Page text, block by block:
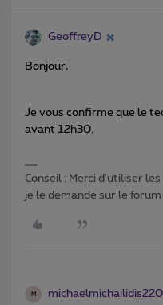
GeoffreyD
Bonjour,
Je vous confirme que le
avant 12h30.
Conseil : Merci d'utiliser
je le demande sur le forum
M